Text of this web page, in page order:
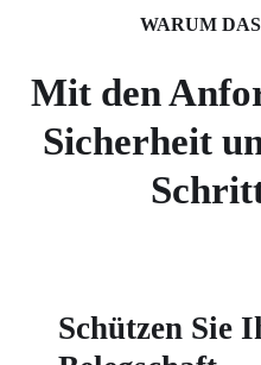
WARUM
Mit den
Sicherheit
Schützen Sie